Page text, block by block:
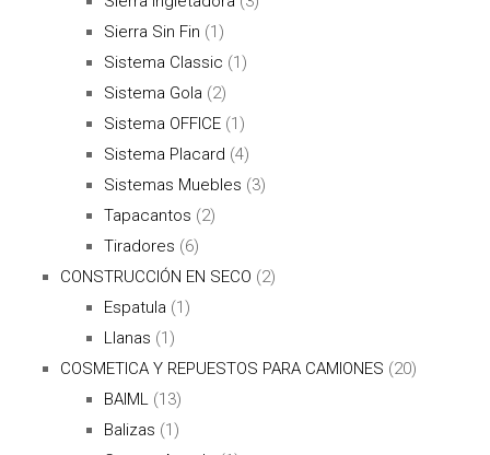
Sierra Sin Fin (1)
Sistema Classic (1)
Sistema Gola (2)
Sistema OFFICE (1)
Sistema Placard (4)
Sistemas Muebles (3)
Tapacantos (2)
Tiradores (6)
CONSTRUCCIÓN EN SECO (2)
Espatula (1)
Llanas (1)
COSMETICA Y REPUESTOS PARA CAMIONES (20)
BAIML
(13)
Balizas (1)